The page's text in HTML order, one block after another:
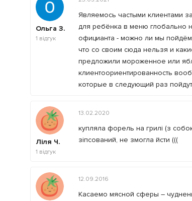
Ольга З.
1 відгук
Являемось частыми клиентами
для ребёнка в меню глобально
официанта - можно ли мы пойдём
что со своим сюда нельзя и
предложили мороженное или
клиентоориентированность
которые в следующий раз
Ліля Ч.
1 відгук
13.02.2020
купляла форель на грилі (з
зіпсований, не змогла йсти (((
12.09.2016
Касаемо мясной сферы –